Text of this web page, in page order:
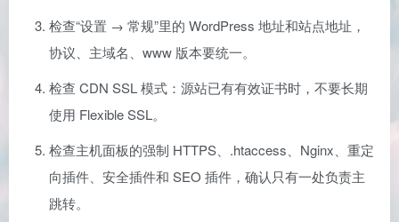
检查“设置 → 常规”里的 WordPress 地址和站点地址，
协议、主域名、www 版本要统一。
检查 CDN SSL 模式：源站已有有效证书时，不要长期
使用 Flexible SSL。
检查主机面板的强制 HTTPS、.htaccess、Nginx、重定
向插件、安全插件和 SEO 插件，确认只有一处负责主
跳转。